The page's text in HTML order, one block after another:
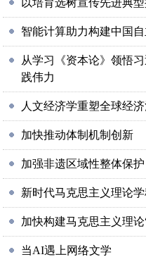
以培育选树宣传先进典
智能计算助力构建中国
从学习《资本论》领悟
践伟力
人文经济学重塑全球经
加快推动体制机制创新
加强非遗区域性整体保护
新时代马克思主义理论
加快构建马克思主义理
当AI遇上网络文学